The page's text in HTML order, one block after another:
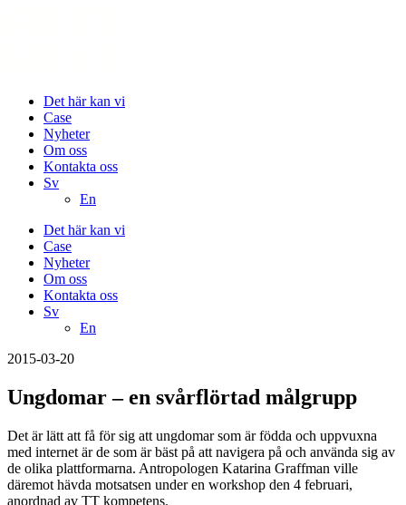
Det här kan vi
Case
Nyheter
Om oss
Kontakta oss
Sv
En
Det här kan vi
Case
Nyheter
Om oss
Kontakta oss
Sv
En
2015-03-20
Ungdomar – en svårflörtad målgrupp
Det är lätt att få för sig att ungdomar som är födda och uppvuxna
med internet är de som är bäst på att navigera på och använda sig av
de olika plattformarna. Antropologen Katarina Graffman ville
däremot hävda motsatsen under en workshop den 4 februari,
anordnad av TT kompetens.